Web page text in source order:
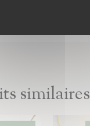
similaires